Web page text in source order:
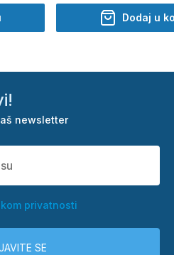
Dodaj u
newsletter
privatnosti
SE